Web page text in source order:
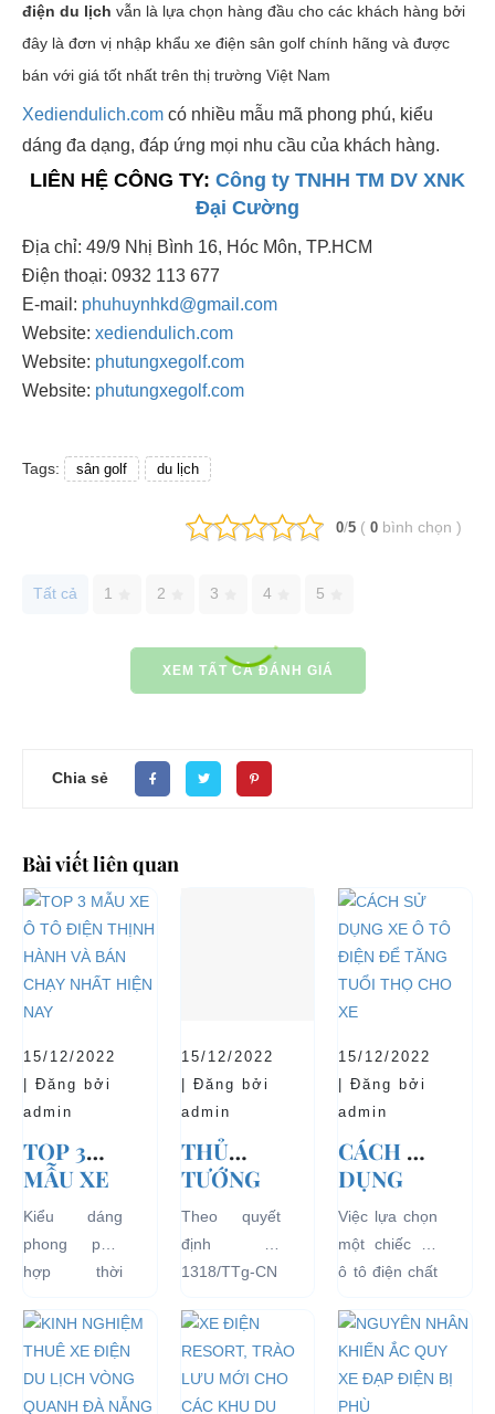
điện du lịch vẫn là lựa chọn hàng đầu cho các khách hàng bởi
đây là đơn vị nhập khẩu xe điện sân golf chính hãng và được
bán với giá tốt nhất trên thị trường Việt Nam
Xediendulich.com có nhiều mẫu mã phong phú, kiểu
dáng đa dạng, đáp ứng mọi nhu cầu của khách hàng.
LIÊN HỆ CÔNG TY: Công ty TNHH TM DV XNK
Đại Cường
Địa chỉ: 49/9 Nhị Bình 16, Hóc Môn, TP.HCM
Điện thoại: 0932 113 677
E-mail: phuhuynhkd@gmail.com
Website: xediendulich.com
Website: phutungxegolf.com
Website: phutungxegolf.com
Tags: sân golf du lịch
0/5 ( 0 bình chọn )
Tất cả 1 2 3 4 5
XEM TẤT CẢ ĐÁNH GIÁ
Chia sẻ
Bài viết liên quan
15/12/2022
| Đăng bởi
admin
TOP 3
MẪU XE
Ô TÔ
ĐIỆN
THỊNH
HÀNH VÀ
BÁN
CHẠY
NHẤT
HIỆN
Kiểu dáng
phong phú,
hợp thời
dàng sử dụng
mà thân thiện
với môi
trường, đặc
15/12/2022
| Đăng bởi
admin
THỦ
TƯỚNG
CHÍNH
PHỦ
ĐỒNG Ý
ĐIỂM XE
ĐIỆN 04
BÁNH
CHỞ
Theo quyết
định số
1318/TTg-CN
27/09/2018,
Thủ tướng
Chính phủ đã
đồng ý việc
15/12/2022
| Đăng bởi
admin
CÁCH SỬ
DỤNG
XE Ô TÔ
ĐIỆN ĐỂ
TĂNG
TUỔI
THỌ
CHO XE
Việc lựa chọn
một chiếc xe
ô tô điện chất
ngay từ đầu
sẽ mang lại
hiệu quả sử
dụng lâu dài